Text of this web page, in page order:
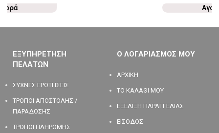
ΕΞΥΠΗΡΕΤΗΣΗ
ΠΕΛΑΤΩΝ
ΣΥΧΝΕΣ ΕΡΩΤΗΣΕΙΣ
ΤΡΟΠΟΙ ΑΠΟΣΤΟΛΗΣ /
ΠΑΡΑΔΟΣΗΣ
ΤΡΟΠΟΙ ΠΛΗΡΩΜΗΣ
Ο ΛΟΓΑΡΙΑΣΜΟΣ ΜΟΥ
ΑΡΧΙΚΗ
ΤΟ ΚΑΛΑΘΙ ΜΟΥ
ΕΞΕΛΙΞΗ ΠΑΡΑΓΓΕΛΙΑΣ
ΕΙΣΟΔΟΣ